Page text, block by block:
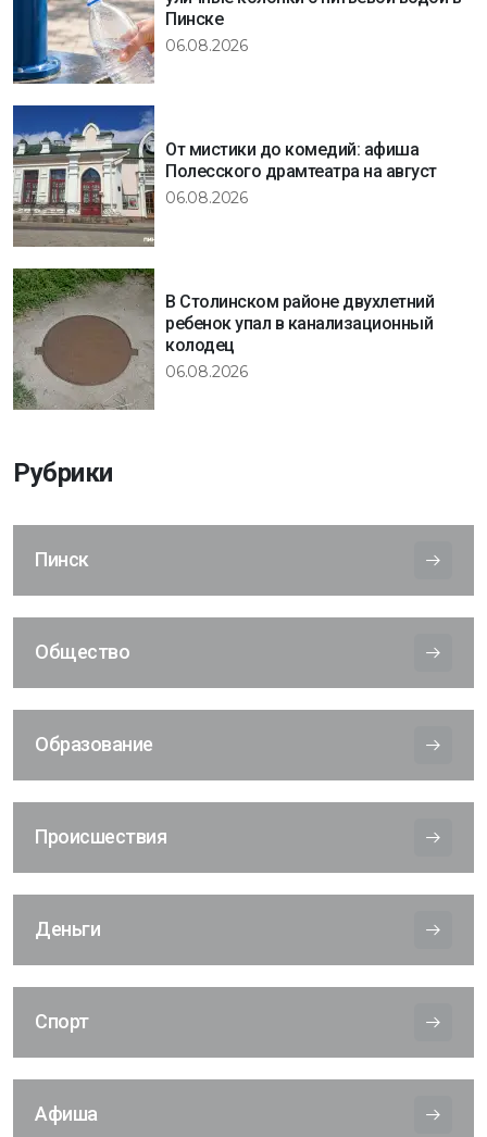
Пинске
06.08.2026
От мистики до комедий: афиша
Полесского драмтеатра на август
06.08.2026
В Столинском районе двухлетний
ребенок упал в канализационный
колодец
06.08.2026
Рубрики
Пинск
Общество
Образование
Происшествия
Деньги
Спорт
Афиша